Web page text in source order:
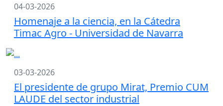
04-03-2026
Homenaje a la ciencia, en la Cátedra
Timac Agro - Universidad de Navarra
03-03-2026
El presidente de grupo Mirat, Premio CUM
LAUDE del sector industrial